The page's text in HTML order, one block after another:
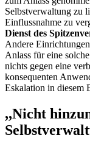
Selbstverwaltung zu
Einflussnahme zu
Dienst des
Andere
Anlass für eine
nichts gegen eine
konsequenten
Eskalation in diesem
,,Nicht